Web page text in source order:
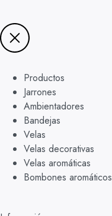
Productos
Jarrones
Ambientadores
Bandejas
Velas
Velas decorativas
Velas aromáticas
Bombones aromáticos